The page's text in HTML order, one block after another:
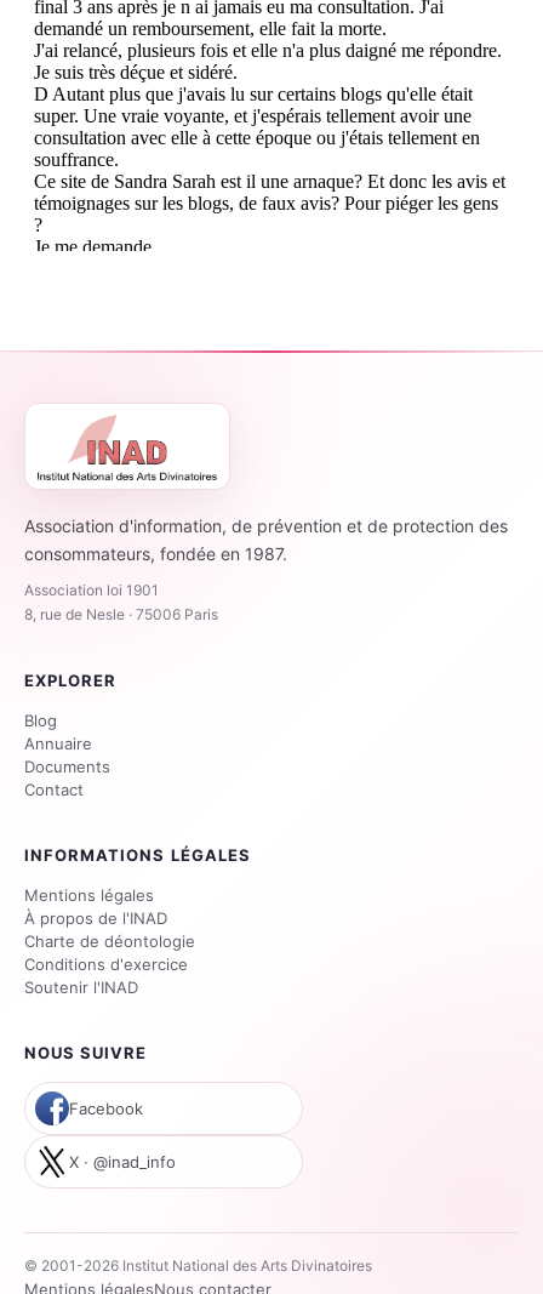
Association d'information, de prévention et de protection des
consommateurs, fondée en 1987.
Association loi 1901
8, rue de Nesle · 75006 Paris
EXPLORER
Blog
Annuaire
Documents
Contact
INFORMATIONS LÉGALES
Mentions légales
À propos de l'INAD
Charte de déontologie
Conditions d'exercice
Soutenir l'INAD
NOUS SUIVRE
Facebook
X · @inad_info
© 2001-2026 Institut National des Arts Divinatoires
Mentions légalesNous contacter